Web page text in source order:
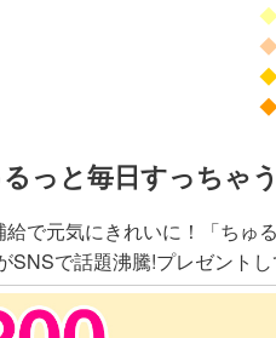
◆
◆
っと毎日すっちゃ
給で元気にきれいに！「ちゅ
SNSで話題沸騰!プレゼント